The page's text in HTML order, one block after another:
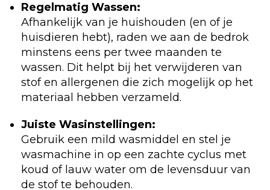
Regelmatig Wassen:
Afhankelijk van je huishouden (en of je
huisdieren hebt), raden we aan de bedrok
minstens eens per twee maanden te
wassen. Dit helpt bij het verwijderen van
stof en allergenen die zich mogelijk op het
materiaal hebben verzameld.
Juiste Wasinstellingen:
Gebruik een mild wasmiddel en stel je
wasmachine in op een zachte cyclus met
koud of lauw water om de levensduur van
de stof te behouden.